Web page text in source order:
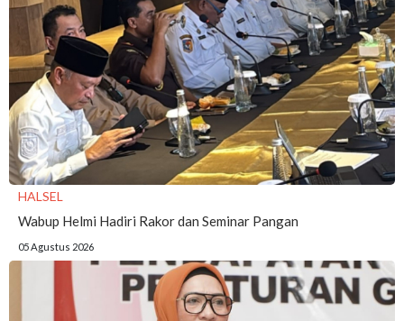
HALSEL
Wabup Helmi Hadiri Rakor dan Seminar Pangan
05 Agustus 2026